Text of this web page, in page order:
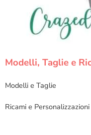
Modelli, Taglie e
Modelli e Taglie
Ricami e Personalizzazioni